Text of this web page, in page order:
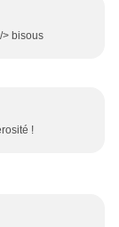
> bisous
!